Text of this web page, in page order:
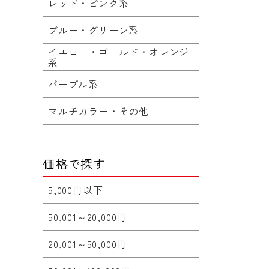
レッド・ピンク系
ブルー・グリーン系
イエロー・ゴールド・オレンジ
系
パープル系
マルチカラー・その他
価格で探す
5,000円以下
50,001～20,000円
20,001～50,000円